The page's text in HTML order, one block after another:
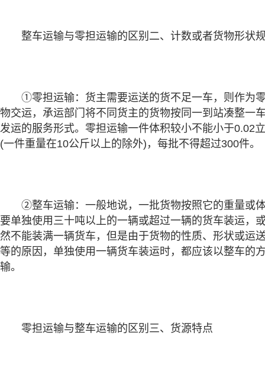
整车运输与零担运输的区别二、计数或者货物形状
①零担运输：货主需要运送的货不足一车，则作为
物交运，承运部门将不同货主的货物按同一到站凑整一
发运的服务形式。零担运输一件体积较小不能小于0.02
(一件重量在10公斤以上的除外)，每批不得超过300件。
②整车运输：一般地说，一批货物按照它的重量或
要单独使用三十吨以上的一辆或超过一辆的货车装运，
然不能装满一辆货车，但是由于货物的性质、形状或运
等的原因，单独使用一辆货车装运时，都应该以整车的
输。
零担运输与整车运输的区别三、货源特点